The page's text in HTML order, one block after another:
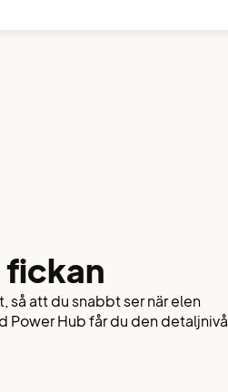
fickan
så att du snabbt ser när elen
Power Hub får du den detaljnivå